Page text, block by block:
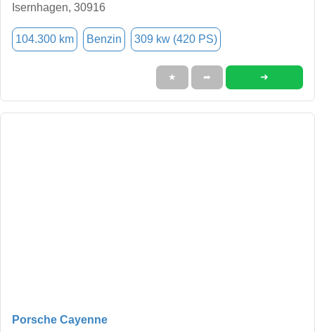
Isernhagen, 30916
104.300 km Benzin 309 kw (420 PS)
★ ➦ ➜
Porsche Cayenne